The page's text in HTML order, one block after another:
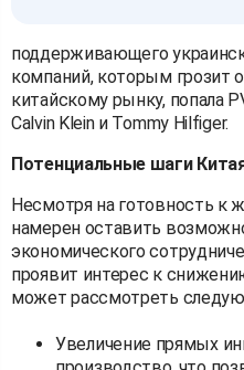
поддерживающего
компаний, которым грозит
китайскому рынку, попала
Calvin Klein и Tommy Hilfiger.
Потенциальные шаги
Несмотря на готовность к
намерен оставить
экономического
проявит интерес к
может рассмотреть
Увеличение прямых